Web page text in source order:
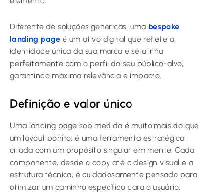
Diferente de soluções genéricas, uma bespoke
landing page é um ativo digital que reflete a
identidade única da sua marca e se alinha
perfeitamente com o perfil do seu público-alvo,
garantindo máxima relevância e impacto.
Definição e valor único
Uma landing page sob medida é muito mais do que
um layout bonito; é uma ferramenta estratégica
criada com um propósito singular em mente. Cada
componente, desde o copy até o design visual e a
estrutura técnica, é cuidadosamente pensado para
otimizar um caminho específico para o usuário.